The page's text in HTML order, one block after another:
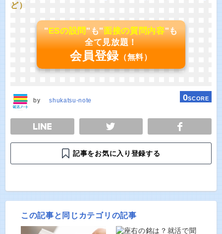
ど）
"ESの設問"も"面接の質問内容"も
全て見放題！
会員登録 （無料）
by shukatsu-note 0SCORE
TWEET
記事をお気に入り登録する
この記事と同じカテゴリの記事